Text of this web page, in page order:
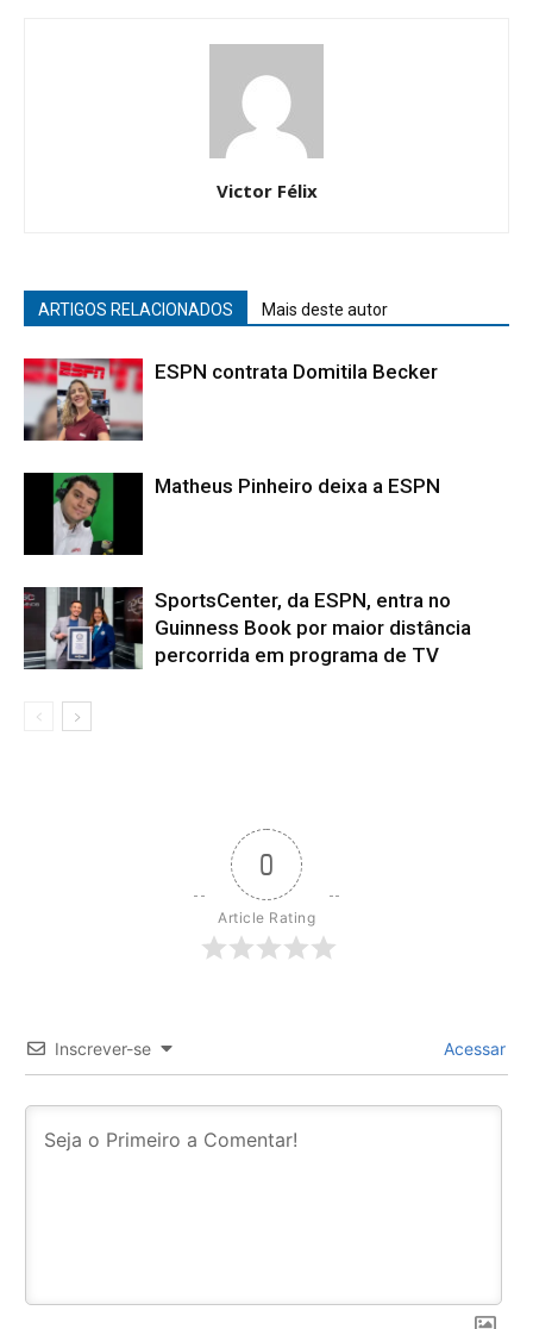
Victor Félix
ARTIGOS RELACIONADOS Mais deste autor
ESPN contrata Domitila Becker
Matheus Pinheiro deixa a ESPN
SportsCenter, da ESPN, entra no
Guinness Book por maior distância
percorrida em programa de TV
0
Article Rating
Inscrever-se Acessar